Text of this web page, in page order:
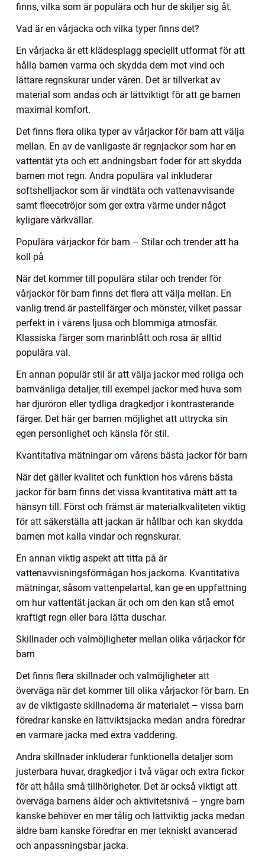
finns, vilka som är populära och hur de skiljer sig åt.
Vad är en vårjacka och vilka typer finns det?
En vårjacka är ett klädesplagg speciellt utformat för att
hålla barnen varma och skydda dem mot vind och
lättare regnskurar under våren. Det är tillverkat av
material som andas och är lättviktigt för att ge barnen
maximal komfort.
Det finns flera olika typer av vårjackor för barn att välja
mellan. En av de vanligaste är regnjackor som har en
vattentät yta och ett andningsbart foder för att skydda
barnen mot regn. Andra populära val inkluderar
softshelljackor som är vindtäta och vattenavvisande
samt fleecetröjor som ger extra värme under något
kyligare vårkvällar.
Populära vårjackor för barn – Stilar och trender att ha
koll på
När det kommer till populära stilar och trender för
vårjackor för barn finns det flera att välja mellan. En
vanlig trend är pastellfärger och mönster, vilket passar
perfekt in i vårens ljusa och blommiga atmosfär.
Klassiska färger som marinblått och rosa är alltid
populära val.
En annan populär stil är att välja jackor med roliga och
barnvänliga detaljer, till exempel jackor med huva som
har djuröron eller tydliga dragkedjor i kontrasterande
färger. Det här ger barnen möjlighet att uttrycka sin
egen personlighet och känsla för stil.
Kvantitativa mätningar om vårens bästa jackor för barn
När det gäller kvalitet och funktion hos vårens bästa
jackor för barn finns det vissa kvantitativa mått att ta
hänsyn till. Först och främst är materialkvaliteten viktig
för att säkerställa att jackan är hållbar och kan skydda
barnen mot kalla vindar och regnskurar.
En annan viktig aspekt att titta på är
vattenavvisningsförmågan hos jackorna. Kvantitativa
mätningar, såsom vattenpelartal, kan ge en uppfattning
om hur vattentät jackan är och om den kan stå emot
kraftigt regn eller bara lätta duschar.
Skillnader och valmöjligheter mellan olika vårjackor för
barn
Det finns flera skillnader och valmöjligheter att
överväga när det kommer till olika vårjackor för barn. En
av de viktigaste skillnaderna är materialet – vissa barn
föredrar kanske en lättviktsjacka medan andra föredrar
en varmare jacka med extra vaddering.
Andra skillnader inkluderar funktionella detaljer som
justerbara huvar, dragkedjor i två vägar och extra fickor
för att hålla små tillhörigheter. Det är också viktigt att
överväga barnens ålder och aktivitetsnivå – yngre barn
kanske behöver en mer tålig och lättviktig jacka medan
äldre barn kanske föredrar en mer tekniskt avancerad
och anpassningsbar jacka.